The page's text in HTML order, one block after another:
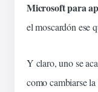
Microsoft para
el moscardón ese
Y claro, uno se
como cambiarse